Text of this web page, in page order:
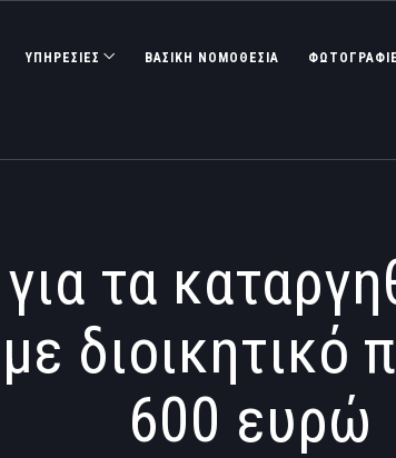
ΥΠΗΡΕΣΙΕΣ ΒΑΣΙΚΉ ΝΟΜΟΘΕΣΊΑ
τα
διοικητικό
600 ευρώ